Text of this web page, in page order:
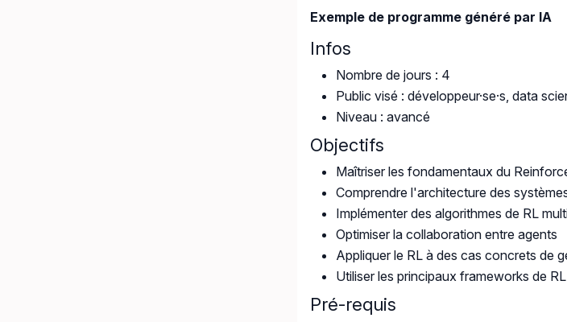
Exemple de programme généré par IA
Infos
Nombre de jours : 4
Public visé : développeur·se·s, data
Niveau : avancé
Objectifs
Maîtriser les fondamentaux du
Comprendre l'architecture des
Implémenter des algorithmes de RL
Optimiser la collaboration entre agents
Appliquer le RL à des cas concrets de
Utiliser les principaux frameworks de
Pré-requis